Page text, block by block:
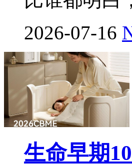
2026-07-16
生命早期